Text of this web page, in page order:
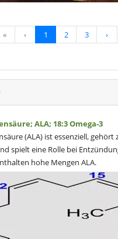
« ‹ 1 2 3 ›
ALA; 18:3 Omega-3
(ALA) ist essenziell, gehört
spielt eine Rolle bei
hohe Mengen ALA.